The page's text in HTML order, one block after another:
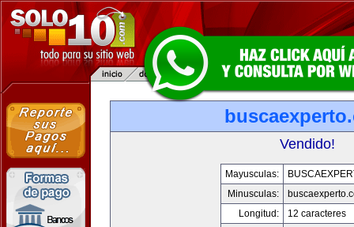
Vendido!
Mayusculas:
Minusculas:
Longitud:
12 caracteres